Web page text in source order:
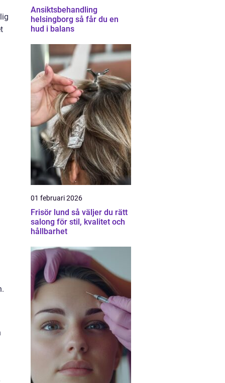
Ansiktsbehandling
helsingborg så får du en
hud i balans
01 februari 2026
Frisör lund så väljer du rätt
salong för stil, kvalitet och
hållbarhet